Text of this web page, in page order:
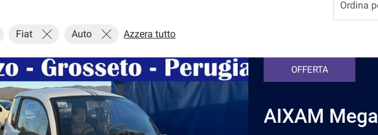
Fiat Auto Azzera tutto
OFFERTA
AIXAM Mega